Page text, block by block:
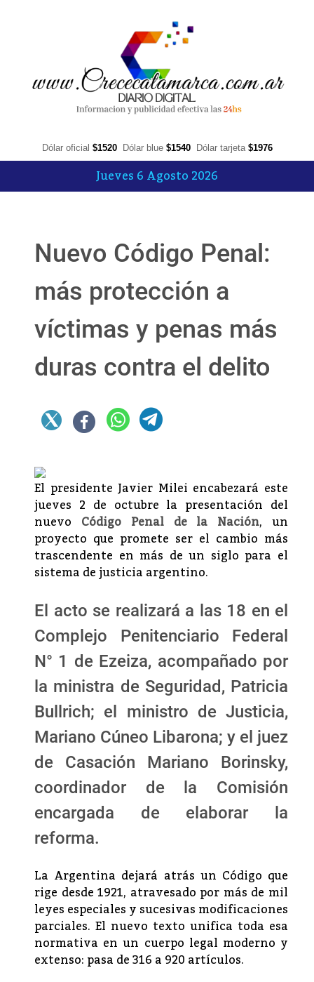
Dólar oficial $1520 Dólar blue $1540 Dólar tarjeta $1976
Jueves 6 Agosto 2026
Nuevo Código Penal:
más protección a
víctimas y penas más
duras contra el delito
El presidente Javier Milei encabezará este
jueves 2 de octubre la presentación del
nuevo Código Penal de la Nación, un
proyecto que promete ser el cambio más
trascendente en más de un siglo para el
sistema de justicia argentino.
El acto se realizará a las 18 en el
Complejo Penitenciario Federal
N° 1 de Ezeiza, acompañado por
la ministra de Seguridad, Patricia
Bullrich; el ministro de Justicia,
Mariano Cúneo Libarona; y el juez
de Casación Mariano Borinsky,
coordinador de la Comisión
encargada de elaborar la
reforma.
La Argentina dejará atrás un Código que
rige desde 1921, atravesado por más de mil
leyes especiales y sucesivas modificaciones
parciales. El nuevo texto unifica toda esa
normativa en un cuerpo legal moderno y
extenso: pasa de 316 a 920 artículos.